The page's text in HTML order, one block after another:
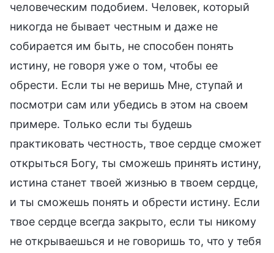
человеческим подобием. Человек, который
никогда не бывает честным и даже не
собирается им быть, не способен понять
истину, не говоря уже о том, чтобы ее
обрести. Если ты не веришь Мне, ступай и
посмотри сам или убедись в этом на своем
примере. Только если ты будешь
практиковать честность, твое сердце сможет
открыться Богу, ты сможешь принять истину,
истина станет твоей жизнью в твоем сердце,
и ты сможешь понять и обрести истину. Если
твое сердце всегда закрыто, если ты никому
не открываешься и не говоришь то, что у тебя